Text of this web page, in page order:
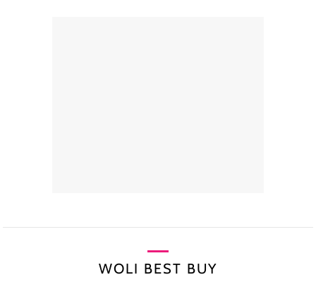
WOLI BEST BUY